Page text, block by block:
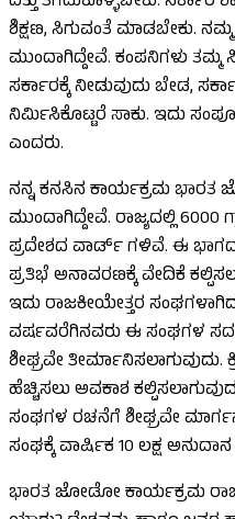
ಶಿಕ್ಷಣ, ಸಿಗುವಂತೆ ಮಾಡಬೇಕು.
ಮುಂದಾಗಿದ್ದೇವೆ. ಕಂಪನಿಗಳು
ಸರ್ಕಾರಕ್ಕೆ ನೀಡುವುದು ಬೇಡ,
ನಿರ್ಮಿಸಿಕೊಟ್ಟರೆ ಸಾಕು. ಇದು
ಎಂದರು.
ನನ್ನ ಕನಸಿನ ಕಾರ್ಯಕ್ರಮ
ಮುಂದಾಗಿದ್ದೇವೆ. ರಾಜ್ಯದಲ್ಲಿ
ಪ್ರದೇಶದ ವಾರ್ಡ್ ಗಳಿವೆ. ಈ
ಪ್ರತಿಭೆ ಅನಾವರಣಕ್ಕೆ ವೇದಿಕೆ
ಇದು ರಾಜಕೀಯೇತ್ತರ
ವರ್ಷವರೆಗಿನವರು ಈ ಸಂಘಗಳ
ಶೀಘ್ರವೇ ತೀರ್ಮಾನಿಸಲಾಗುವುದು.
ಹೆಚ್ಚಿಸಲು ಅವಕಾಶ
ಸಂಘಗಳ ರಚನೆಗೆ ಶೀಘ್ರವೇ
ಸಂಘಕ್ಕೆ ವಾರ್ಷಿಕ 10 ಲಕ್ಷ
ಭಾರತ ಜೋಡೋ ಕಾರ್ಯಕ್ರಮ